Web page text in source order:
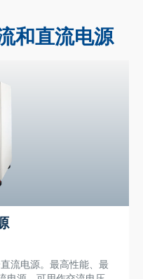
和直流电源
流电源。最高性能、最